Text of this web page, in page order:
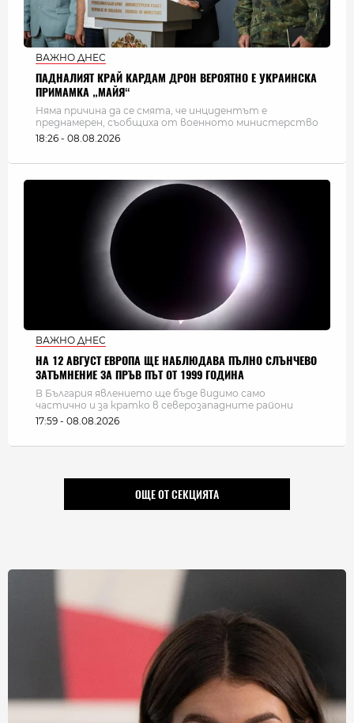
ВАЖНО ДНЕС
ПАДНАЛИЯТ КРАЙ КАРДАМ ДРОН ВЕРОЯТНО Е УКРАИНСКА
ПРИМАМКА „МАЙЯ“
Няма причина да се смята, че инцидентът е
преднамерен, съобщиха от военното министерство
18:26 - 08.08.2026
ВАЖНО ДНЕС
НА 12 АВГУСТ ЕВРОПА ЩЕ НАБЛЮДАВА ПЪЛНО СЛЪНЧЕВО
ЗАТЪМНЕНИЕ ЗА ПРЪВ ПЪТ ОТ 1999 ГОДИНА
В България явлението ще бъде видимо само
частично и за кратко в северозападните райони
17:59 - 08.08.2026
ОЩЕ ОТ СЕКЦИЯТА